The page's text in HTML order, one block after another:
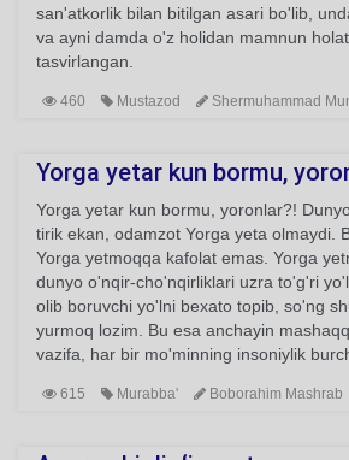
san'atkorlik bilan bitilgan asari bo'lib,
va ayni damda o'z holidan mamnun
tasvirlangan.
460 Mustazod Shermuhammad
Yorga yetar kun bormu,
Yorga yetar kun bormu, yoronlar?!
tirik ekan, odamzot Yorga yeta olmaydi.
Yorga yetmoqqa kafolat emas. Yorga
dunyo o'nqir-cho'nqirliklari uzra to'g'ri
olib boruvchi yo'lni bexato topib, so'ng
yurmoq lozim. Bu esa anchayin
vazifa, har bir mo'minning insoniylik
615 Murabba' Boborahim Mashrab